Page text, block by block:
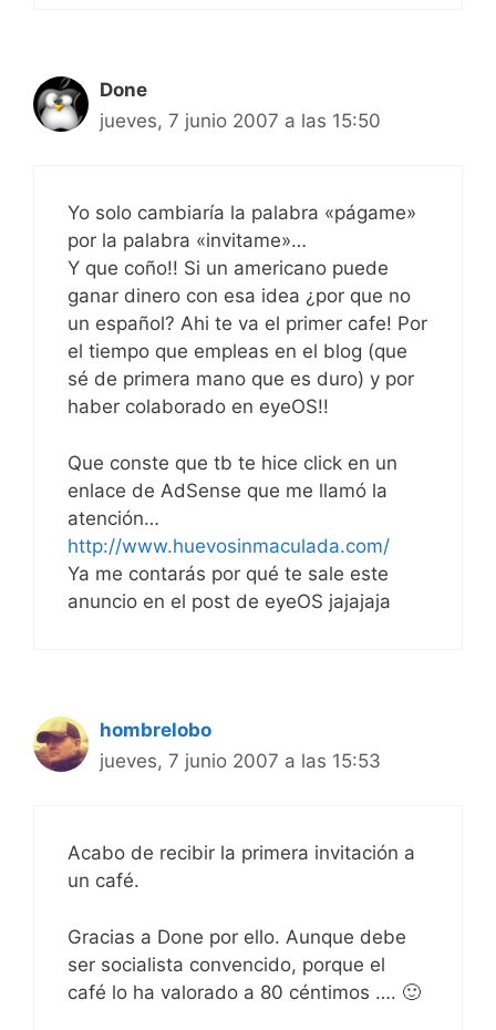
Done
jueves, 7 junio 2007 a las 15:50
Yo solo cambiaría la palabra «págame»
por la palabra «invitame»…
Y que coño!! Si un americano puede
ganar dinero con esa idea ¿por que no
un español? Ahi te va el primer cafe! Por
el tiempo que empleas en el blog (que
sé de primera mano que es duro) y por
haber colaborado en eyeOS!!
Que conste que tb te hice click en un
enlace de AdSense que me llamó la
atención…
http://www.huevosinmaculada.com/
Ya me contarás por qué te sale este
anuncio en el post de eyeOS jajajaja
hombrelobo
jueves, 7 junio 2007 a las 15:53
Acabo de recibir la primera invitación a
un café.
Gracias a Done por ello. Aunque debe
ser socialista convencido, porque el
café lo ha valorado a 80 céntimos …. 🙂